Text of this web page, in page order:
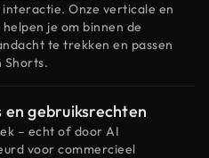
Onze verticale en
je om binnen de
te trekken en passen
Shorts.
gebruiksrechten
– echt of door AI
voor commercieel